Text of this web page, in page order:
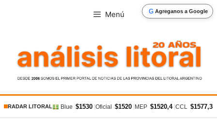
G Agreganos a Google
Menú
RADAR LITORAL Blue $1530 Oficial $1520 MEP $1520,4 CCL $1577,3